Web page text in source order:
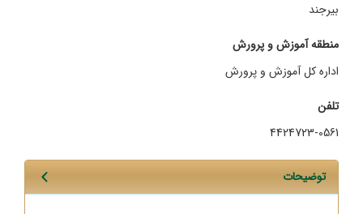
بیرجند
منطقه آموزش و پرورش
اداره کل آموزش و پرورش
تلفن
4424723-0561
توضیحات